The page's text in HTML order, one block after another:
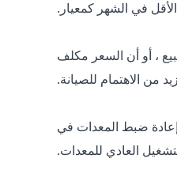
في الشهر كمعيار.
، أو أن السعر مكلف
من الاهتمام للصيانة.
إعادة ضبط المعدات في
العادي للمعدات.